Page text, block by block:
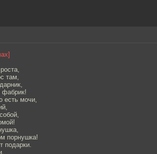
там,
фабрик!
есть мочи,
порнушка!
подарки.